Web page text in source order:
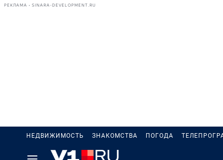
РЕКЛАМА • SINARA-DEVELOPMENT.RU
НЕДВИЖИМОСТЬ ЗНАКОМСТВА ПОГОДА